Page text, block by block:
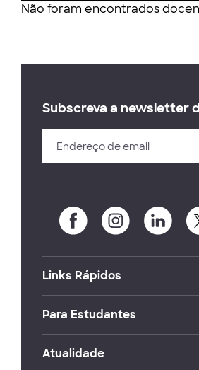
Não foram encontrados
Subscreva a newsletter
Links Rápidos
Para Estudantes
Atualidade